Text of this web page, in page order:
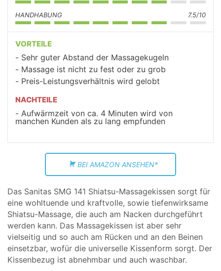
HANDHABUNG 7.5/10
VORTEILE
Sehr guter Abstand der Massagekugeln
Massage ist nicht zu fest oder zu grob
Preis-Leistungsverhältnis wird gelobt
NACHTEILE
Aufwärmzeit von ca. 4 Minuten wird von
manchen Kunden als zu lang empfunden
BEI AMAZON ANSEHEN*
Das Sanitas SMG 141 Shiatsu-Massagekissen sorgt für
eine wohltuende und kraftvolle, sowie tiefenwirksame
Shiatsu-Massage, die auch am Nacken durchgeführt
werden kann. Das Massagekissen ist aber sehr
vielseitig und so auch am Rücken und an den Beinen
einsetzbar, wofür die universelle Kissenform sorgt. Der
Kissenbezug ist abnehmbar und auch waschbar.